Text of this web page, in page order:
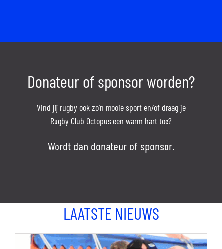
Donateur of sponsor worden?
Vind jij rugby ook zo’n mooie sport en/of draag je
Rugby Club Octopus een warm hart toe?
Wordt dan donateur of sponsor.
LAATSTE NIEUWS